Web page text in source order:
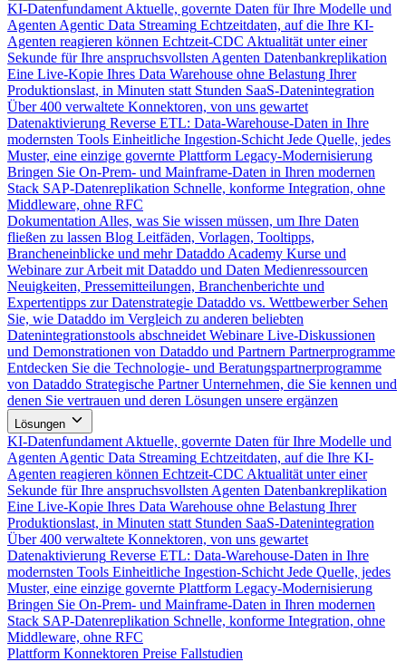
KI-Datenfundament Aktuelle, governte Daten für Ihre Modelle und
Agenten Agentic Data Streaming Echtzeitdaten, auf die Ihre KI-
Agenten reagieren können Echtzeit-CDC Aktualität unter einer
Sekunde für Ihre anspruchsvollsten Agenten Datenbankreplikation
Eine Live-Kopie Ihres Data Warehouse ohne Belastung Ihrer
Produktionslast, in Minuten statt Stunden SaaS-Datenintegration
Über 400 verwaltete Konnektoren, von uns gewartet
Datenaktivierung Reverse ETL: Data-Warehouse-Daten in Ihre
modernsten Tools Einheitliche Ingestion-Schicht Jede Quelle, jedes
Muster, eine einzige governte Plattform Legacy-Modernisierung
Bringen Sie On-Prem- und Mainframe-Daten in Ihren modernen
Stack SAP-Datenreplikation Schnelle, konforme Integration, ohne
Middleware, ohne RFC
Dokumentation Alles, was Sie wissen müssen, um Ihre Daten
fließen zu lassen Blog Leitfäden, Vorlagen, Tooltipps,
Brancheneinblicke und mehr Dataddo Academy Kurse und
Webinare zur Arbeit mit Dataddo und Daten Medienressourcen
Neuigkeiten, Pressemitteilungen, Branchenberichte und
Expertentipps zur Datenstrategie Dataddo vs. Wettbewerber Sehen
Sie, wie Dataddo im Vergleich zu anderen beliebten
Datenintegrationstools abschneidet Webinare Live-Diskussionen
und Demonstrationen von Dataddo und Partnern Partnerprogramme
Entdecken Sie die Technologie- und Beratungspartnerprogramme
von Dataddo Strategische Partner Unternehmen, die Sie kennen und
denen Sie vertrauen und deren Lösungen unsere ergänzen
Lösungen
KI-Datenfundament Aktuelle, governte Daten für Ihre Modelle und
Agenten Agentic Data Streaming Echtzeitdaten, auf die Ihre KI-
Agenten reagieren können Echtzeit-CDC Aktualität unter einer
Sekunde für Ihre anspruchsvollsten Agenten Datenbankreplikation
Eine Live-Kopie Ihres Data Warehouse ohne Belastung Ihrer
Produktionslast, in Minuten statt Stunden SaaS-Datenintegration
Über 400 verwaltete Konnektoren, von uns gewartet
Datenaktivierung Reverse ETL: Data-Warehouse-Daten in Ihre
modernsten Tools Einheitliche Ingestion-Schicht Jede Quelle, jedes
Muster, eine einzige governte Plattform Legacy-Modernisierung
Bringen Sie On-Prem- und Mainframe-Daten in Ihren modernen
Stack SAP-Datenreplikation Schnelle, konforme Integration, ohne
Middleware, ohne RFC
Plattform Konnektoren Preise Fallstudien